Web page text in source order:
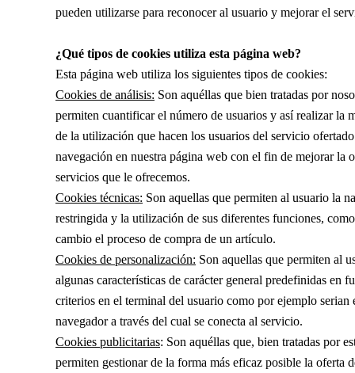
pueden utilizarse para reconocer al usuario y mejorar el
¿Qué tipos de cookies utiliza esta página web?
Esta página web utiliza los siguientes tipos de cookies:
Cookies de análisis: Son aquéllas que bien tratadas por
permiten cuantificar el número de usuarios y así realizar la
de la utilización que hacen los usuarios del servicio
navegación en nuestra página web con el fin de mejorar la
servicios que le ofrecemos.
Cookies técnicas: Son aquellas que permiten al usuario la
restringida y la utilización de sus diferentes funciones,
cambio el proceso de compra de un artículo.
Cookies de personalización: Son aquellas que permiten al
algunas características de carácter general predefinidas en
criterios en el terminal del usuario como por ejemplo
navegador a través del cual se conecta al servicio.
Cookies publicitarias: Son aquéllas que, bien tratadas por
permiten gestionar de la forma más eficaz posible la oferta